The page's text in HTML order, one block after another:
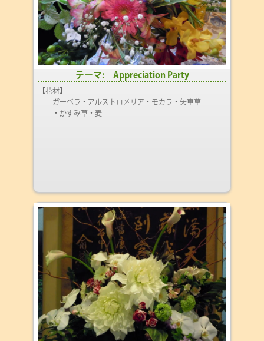
テーマ: Appreciation Party
【花材】
ガーベラ・アルストロメリア・モカラ・矢車草
・かすみ草・麦